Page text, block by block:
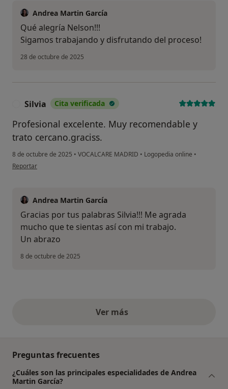
Andrea Martin García
Qué alegría Nelson!!!
Sigamos trabajando y disfrutando del proceso!
28 de octubre de 2025
Silvia Cita verificada
Profesional excelente. Muy recomendable y
trato cercano.graciss.
8 de octubre de 2025 • VOCALCARE MADRID • Logopedia online •
en opinión del usuario Silvia
Reportar
Andrea Martin García
Gracias por tus palabras Silvia!!! Me agrada
mucho que te sientas así con mi trabajo.
Un abrazo
8 de octubre de 2025
Ver másopiniones anteriores
Preguntas frecuentes
¿Cuáles son las principales especialidades de Andrea
Martin García?